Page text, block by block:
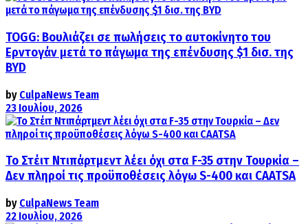
TOGG: Βουλιάζει σε πωλήσεις το αυτοκίνητο του
Ερντογάν μετά το πάγωμα της επένδυσης $1 δισ. της
BYD
by CulpaNews Team
23 Ιουλίου, 2026
Το Στέιτ Ντιπάρτμεντ λέει όχι στα F-35 στην Τουρκία –
Δεν πληροί τις προϋποθέσεις λόγω S-400 και CAATSA
by CulpaNews Team
22 Ιουλίου, 2026